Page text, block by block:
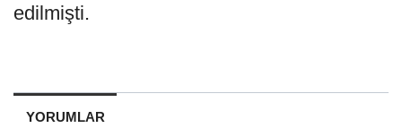
edilmişti.
YORUMLAR